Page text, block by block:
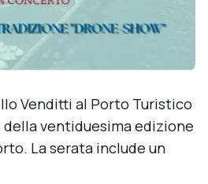
Venditti al Porto Turistico
ventiduesima edizione
La serata include un